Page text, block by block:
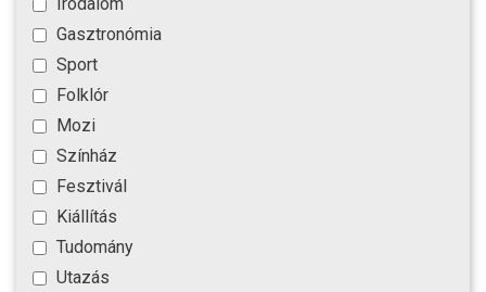
Gasztronómia
Sport
Folklór
Mozi
Színház
Fesztivál
Kiállítás
Tudomány
Utazás